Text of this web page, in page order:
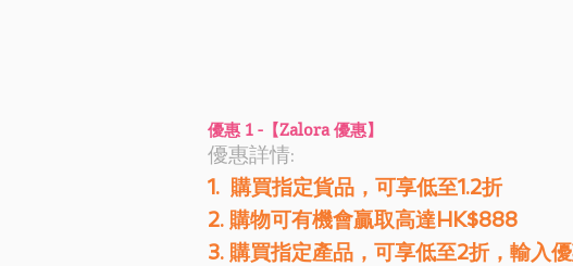
優惠 1 -【Zalora 優惠】
優惠詳情:
1.  購買指定貨品，可享低至1.2折
2. 購物可有機會贏取高達HK$888
3. 購買指定產品，可享低至2折，輸入